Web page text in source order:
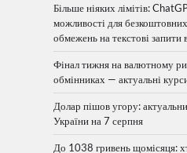
Більше ніяких лімітів:
можливості для
обмежень на текстові запити
Фінал тижня на валютному
обмінниках — актуальні
Долар пішов угору:
України на 7 серпня
До 1038 гривень щомісяця: